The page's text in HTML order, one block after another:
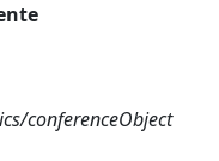
conferenceObject